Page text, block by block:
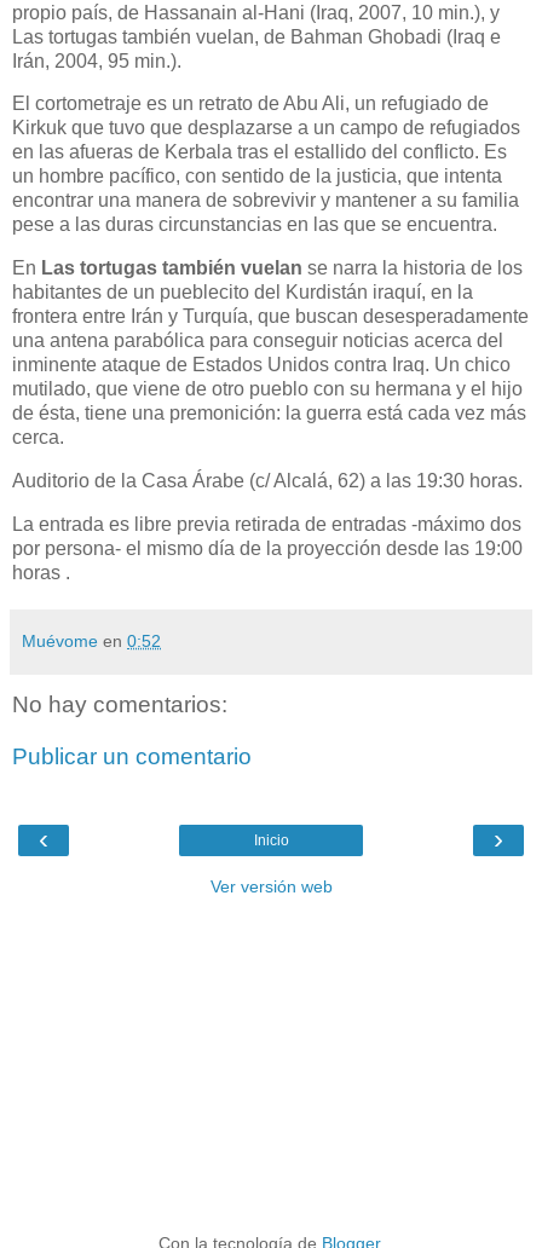
propio país, de Hassanain al-Hani (Iraq, 2007, 10 min.), y
Las tortugas también vuelan, de Bahman Ghobadi (Iraq e
Irán, 2004, 95 min.).
El cortometraje es un retrato de Abu Ali, un refugiado de
Kirkuk que tuvo que desplazarse a un campo de refugiados
en las afueras de Kerbala tras el estallido del conflicto. Es
un hombre pacífico, con sentido de la justicia, que intenta
encontrar una manera de sobrevivir y mantener a su familia
pese a las duras circunstancias en las que se encuentra.
En Las tortugas también vuelan se narra la historia de los
habitantes de un pueblecito del Kurdistán iraquí, en la
frontera entre Irán y Turquía, que buscan desesperadamente
una antena parabólica para conseguir noticias acerca del
inminente ataque de Estados Unidos contra Iraq. Un chico
mutilado, que viene de otro pueblo con su hermana y el hijo
de ésta, tiene una premonición: la guerra está cada vez más
cerca.
Auditorio de la Casa Árabe (c/ Alcalá, 62) a las 19:30 horas.
La entrada es libre previa retirada de entradas -máximo dos
por persona- el mismo día de la proyección desde las 19:00
horas .
Muévome en 0:52
No hay comentarios:
Publicar un comentario
‹ ›
Inicio
Ver versión web
Con la tecnología de Blogger.